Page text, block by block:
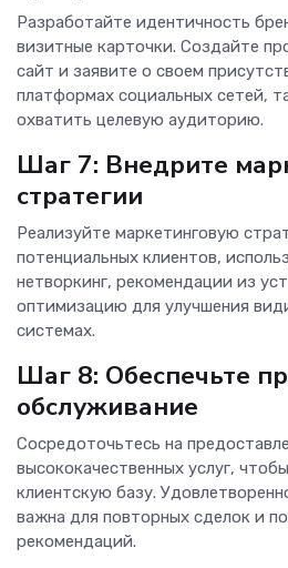
Разработайте идентичность
визитные карточки. Создайте
сайт и заявите о своем
платформах социальных сетей,
охватить целевую аудиторию.
Шаг 7: Внедрите
стратегии
Реализуйте маркетинговую
потенциальных клиентов,
нетворкинг, рекомендации из
оптимизацию для улучшения
системах.
Шаг 8: Обеспечьте
обслуживание
Сосредоточьтесь на
высококачественных услуг,
клиентскую базу.
важна для повторных сделок и
рекомендаций.